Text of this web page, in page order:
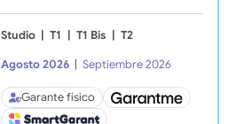
Studio T1 T1 Bis T2
Agosto 2026 Septiembre 2026
Garante físico